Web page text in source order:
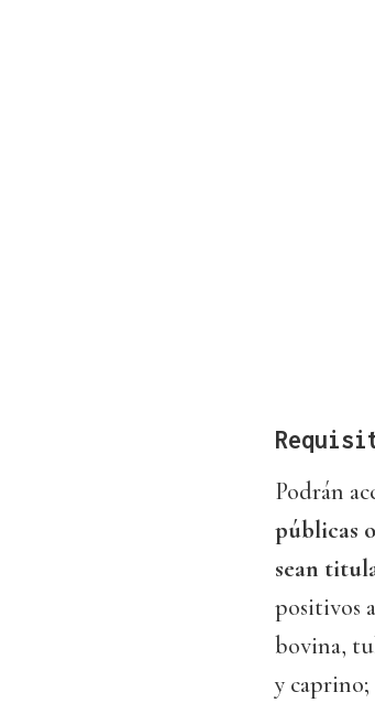
Podrán
públicas
sean
positivos
bovina,
y caprino;